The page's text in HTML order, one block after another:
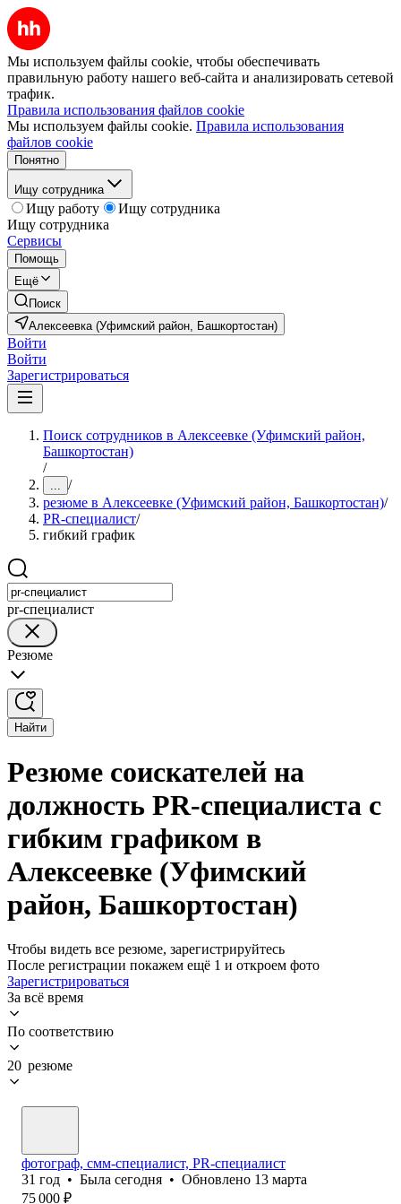
Мы используем файлы cookie, чтобы обеспечивать
правильную работу нашего веб-сайта и анализировать сетевой
трафик.
Правила использования файлов cookie
Мы используем файлы cookie. Правила использования
файлов cookie
Понятно
Ищу сотрудника
Ищу работу
Ищу сотрудника
Ищу сотрудника
Сервисы
Помощь
Ещё
Поиск
Алексеевка (Уфимский район, Башкортостан)
Войти
Войти
Зарегистрироваться
Поиск сотрудников в Алексеевке (Уфимский район,
Башкортостан)
/
... /
резюме в Алексеевке (Уфимский район, Башкортостан)/
PR-специалист/
гибкий график
pr-специалист
Резюме
Найти
Резюме соискателей на
должность PR-специалиста с
гибким графиком в
Алексеевке (Уфимский
район, Башкортостан)
Чтобы видеть все резюме, зарегистрируйтесь
После регистрации покажем ещё 1 и откроем фото
Зарегистрироваться
За всё время
По соответствию
20 резюме
фотограф, смм-специалист, PR-специалист
31 год • Была сегодня • Обновлено 13 марта
75 000 ₽